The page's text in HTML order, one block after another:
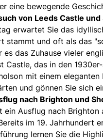
eine bewegende
von Leeds Castle
erwartet Sie das
stammt und oft als das
es das Zuhause vieler
Castle, das in den
mit einem
und gönnen Sie sich
nach Brighton und
ein Ausflug nach
im 19. Jahrhundert
lernen Sie die